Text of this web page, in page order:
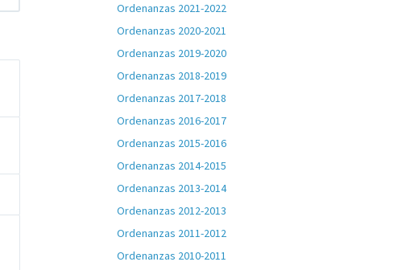
Ordenanzas 2021-2022
Ordenanzas 2020-2021
Ordenanzas 2019-2020
Ordenanzas 2018-2019
Ordenanzas 2017-2018
Ordenanzas 2016-2017
Ordenanzas 2015-2016
Ordenanzas 2014-2015
Ordenanzas 2013-2014
Ordenanzas 2012-2013
Ordenanzas 2011-2012
Ordenanzas 2010-2011